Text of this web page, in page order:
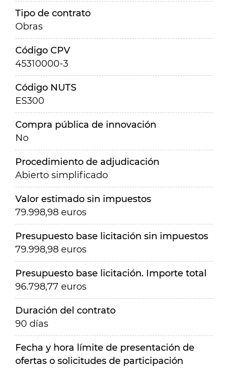
Tipo de contrato
Obras
Código CPV
45310000-3
Código NUTS
ES300
Compra pública de innovación
No
Procedimiento de adjudicación
Abierto simplificado
Valor estimado sin impuestos
79.998,98 euros
Presupuesto base licitación sin impuestos
79.998,98 euros
Presupuesto base licitación. Importe total
96.798,77 euros
Duración del contrato
90 días
Fecha y hora límite de presentación de
ofertas o solicitudes de participación